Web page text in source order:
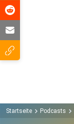
Startseite Podcasts